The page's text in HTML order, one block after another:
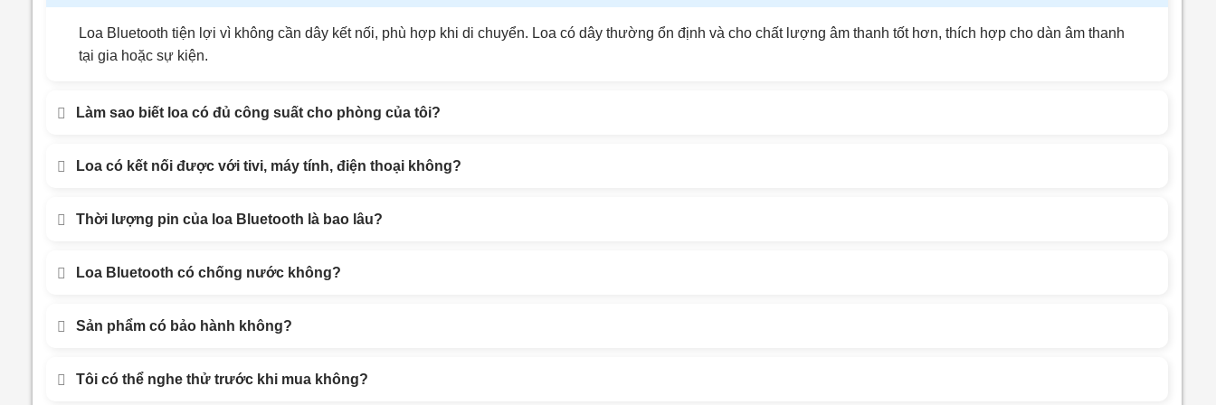
Loa Bluetooth tiện lợi vì không cần dây kết nối, phù hợp khi di chuyển. Loa có dây thường ổn định và cho chất lượng âm thanh tốt hơn, thích hợp cho dàn âm thanh
tại gia hoặc sự kiện.
Làm sao biết loa có đủ công suất cho phòng của tôi?
Loa có kết nối được với tivi, máy tính, điện thoại không?
Thời lượng pin của loa Bluetooth là bao lâu?
Loa Bluetooth có chống nước không?
Sản phẩm có bảo hành không?
Tôi có thể nghe thử trước khi mua không?